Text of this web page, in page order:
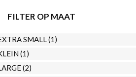
FILTER OP MAAT
SMALL(1)
(1)
(2)